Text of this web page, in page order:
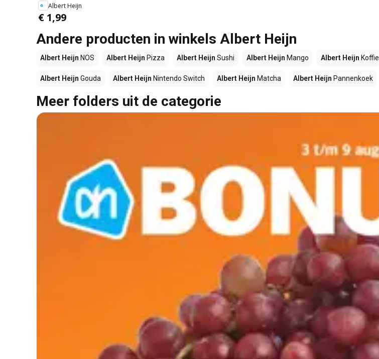
Albert Heijn
€ 1,99
Andere producten in winkels Albert Heijn
Albert Heijn NOS Albert Heijn Pizza Albert Heijn Sushi Albert Heijn Mango Albert Heijn Koffie
Albert Heijn Gouda Albert Heijn Nintendo Switch Albert Heijn Matcha Albert Heijn Pannenkoek
Meer folders uit de categorie